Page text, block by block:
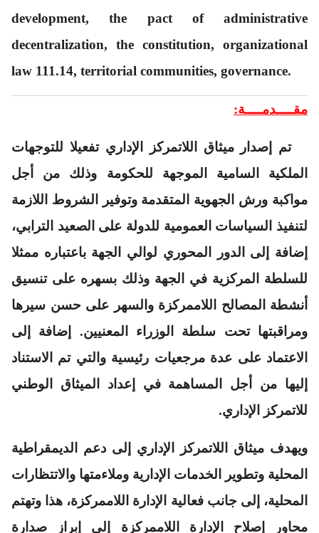
development, the pact of administrative
decentralization, the constitution, organizational
law 111.14, territorial communities, governance.
مقــــدمــــة:
تم إصدار ميثاق اللاتمركز الإداري تفعيلا للتوجهات
الملكية السامية الموجهة للحكومة وذلك من أجل
مواكبة ورش الجهوية المتقدمة وتوفير الشروط اللازمة
لتنفيذ السياسات العمومية للدولة على الصعيد الترابي،
إضافة إلى الدور المحوري لوالي الجهة باعتباره ممثلا
للسلطة المركزية في الجهة وذلك بسهره على تنسيق
أنشطة المصالح اللاممركزة والسهر على حسن سيرها
ومراقبتها تحت سلطة الوزراء المعنيين. إضافة إلى
الاعتماد على عدة مرجعيات رئيسية والتي تم الاستناد
إليها من أجل المساهمة في إعداد الميثاق الوطني
للاتمركز الإداري.
ويهدف ميثاق اللاتمركز الإداري إلى دعم الديمقراطية
المحلية وتطوير الخدمات الإدارية وملاءمتها والاتتظارات
المحلية، إلى جانب فعالية الإدارة اللاممركزة، هذا وتهتم
محاور إصلاح الإدارة اللاممركزة إلى إبراز صدارة